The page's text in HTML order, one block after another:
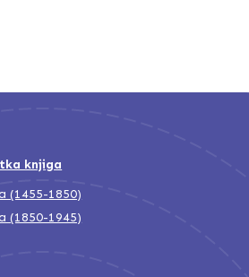
knjiga
(1455-1850)
(1850-1945)